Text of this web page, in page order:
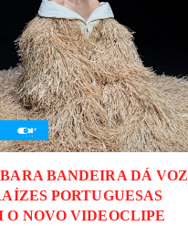
BANDEIRA DÁ VOZ
PORTUGUESAS
O NOVO VIDEOCLIPE